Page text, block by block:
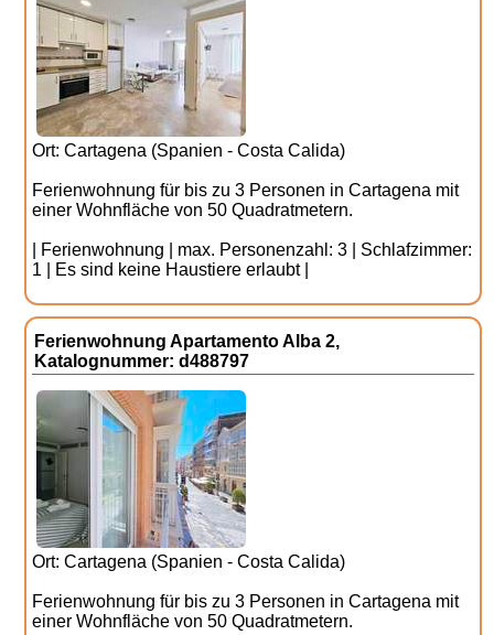
Ort: Cartagena (Spanien - Costa Calida)
Ferienwohnung für bis zu 3 Personen in Cartagena mit
einer Wohnfläche von 50 Quadratmetern.
| Ferienwohnung | max. Personenzahl: 3 | Schlafzimmer:
1 | Es sind keine Haustiere erlaubt |
Ferienwohnung Apartamento Alba 2,
Katalognummer: d488797
Ort: Cartagena (Spanien - Costa Calida)
Ferienwohnung für bis zu 3 Personen in Cartagena mit
einer Wohnfläche von 50 Quadratmetern.